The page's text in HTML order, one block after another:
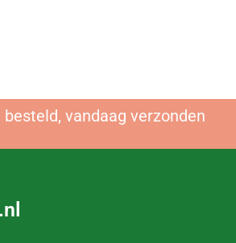
vanaf €25
besteld, vandaag verzonden